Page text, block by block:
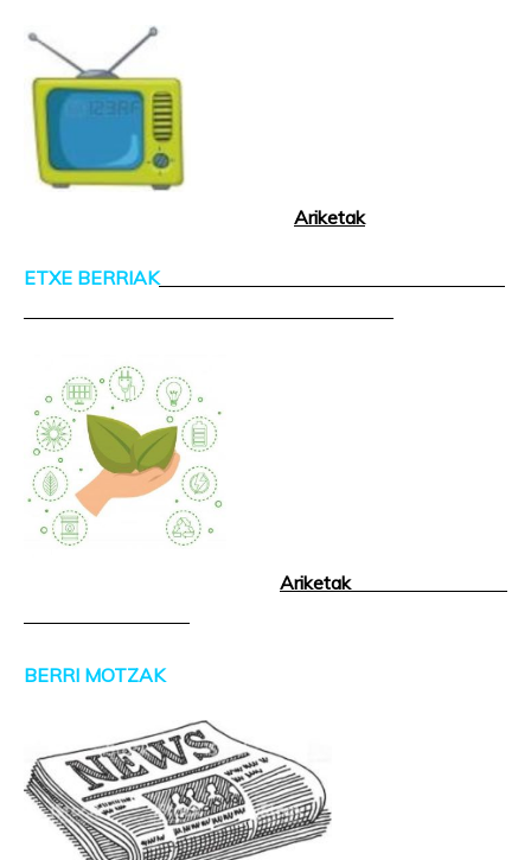
Ariketak
ETXE BERRIAK
Ariketak
BERRI MOTZAK